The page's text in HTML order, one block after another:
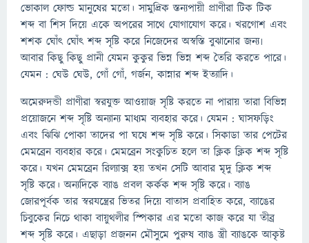
ভোকাল ফোল্ড মানুষের মতো। সামুদ্রিক স্তন্যপায়ী প্রাণীরা টিক টিক
শব্দ বা শিস দিয়ে একে অপরের সাথে যোগাযোগ করে। খরগোশ এবং
শশক ঘোঁৎ ঘোঁৎ শব্দ সৃষ্টি করে নিজেদের অস্বস্তি বুঝানোর জন্য৷
আবার কিছু কিছু প্রানী যেমন কুকুর ভিন্ন ভিন্ন শব্দ তৈরি করতে পারে।
যেমন : ঘেউ ঘেউ, গোঁ গোঁ, গর্জন, কান্নার শব্দ ইত্যাদি।
অমেরুদন্ডী প্রাণীরা স্বরযুক্ত আওয়াজ সৃষ্টি করতে না পারায় তারা বিভিন্ন
প্রয়োজনে শব্দ সৃষ্টি অন্যান্য মাধ্যম ব্যবহার করে। যেমন : ঘাসফড়িং
এবং ঝিঝি পোকা তাদের পা ঘষে শব্দ সৃষ্টি করে। সিকাডা তার পেটের
মেমব্রেন ব্যবহার করে। মেমব্রেন সংকুচিত হলে তা ক্লিক ক্লিক শব্দ সৃষ্টি
করে। যখন মেমব্রেন রিল্যাক্স হয় তখন সেটি আবার মৃদু ক্লিক শব্দ
সৃষ্টি করে। অন্যদিকে ব্যাঙ প্রবল কর্কক শব্দ সৃষ্টি করে। ব্যাঙ
জোরপূর্বক তার স্বরযন্ত্রের ভিতর দিয়ে বাতাস প্রবাহিত করে, ব্যাঙের
চিবুকের নিচে থাকা বায়ুথলীর স্পিকার এর মতো কাজ করে যা তীব্র
শব্দ সৃষ্টি করে। এছাড়া প্রজনন মৌসুমে পুরুষ ব্যাঙ স্ত্রী ব্যাঙকে আকৃষ্ট